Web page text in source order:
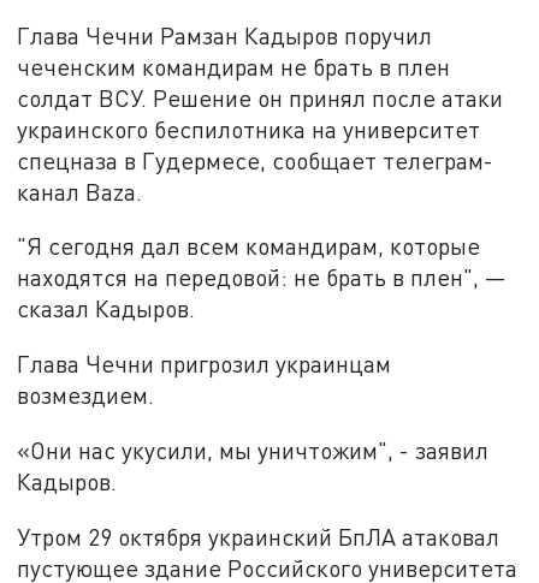
Глава Чечни Рамзан Кадыров поручил
чеченским командирам не брать в плен
солдат ВСУ. Решение он принял после атаки
украинского беспилотника на университет
спецназа в Гудермесе, сообщает телеграм-
канал Baza.
"Я сегодня дал всем командирам, которые
находятся на передовой: не брать в плен", —
сказал Кадыров.
Глава Чечни пригрозил украинцам
возмездием.
«Они нас укусили, мы уничтожим", - заявил
Кадыров.
Утром 29 октября украинский БпЛА атаковал
пустующее здание Российского университета